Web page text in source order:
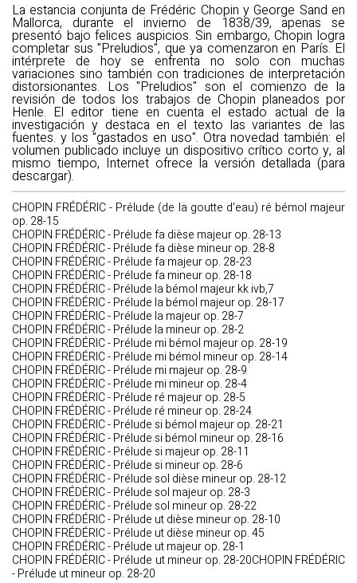
La estancia conjunta de Frédéric Chopin y George Sand en
Mallorca, durante el invierno de 1838/39, apenas se
presentó bajo felices auspicios. Sin embargo, Chopin logra
completar sus "Preludios", que ya comenzaron en París. El
intérprete de hoy se enfrenta no solo con muchas
variaciones sino también con tradiciones de interpretación
distorsionantes. Los "Preludios" son el comienzo de la
revisión de todos los trabajos de Chopin planeados por
Henle. El editor tiene en cuenta el estado actual de la
investigación y destaca en el texto las variantes de las
fuentes. y los "gastados en uso". Otra novedad también: el
volumen publicado incluye un dispositivo crítico corto y, al
mismo tiempo, Internet ofrece la versión detallada (para
descargar).
CHOPIN FRÉDÉRIC - Prélude (de la goutte d'eau) ré bémol majeur
op. 28-15
CHOPIN FRÉDÉRIC - Prélude fa dièse majeur op. 28-13
CHOPIN FRÉDÉRIC - Prélude fa dièse mineur op. 28-8
CHOPIN FRÉDÉRIC - Prélude fa majeur op. 28-23
CHOPIN FRÉDÉRIC - Prélude fa mineur op. 28-18
CHOPIN FRÉDÉRIC - Prélude la bémol majeur kk ivb,7
CHOPIN FRÉDÉRIC - Prélude la bémol majeur op. 28-17
CHOPIN FRÉDÉRIC - Prélude la majeur op. 28-7
CHOPIN FRÉDÉRIC - Prélude la mineur op. 28-2
CHOPIN FRÉDÉRIC - Prélude mi bémol majeur op. 28-19
CHOPIN FRÉDÉRIC - Prélude mi bémol mineur op. 28-14
CHOPIN FRÉDÉRIC - Prélude mi majeur op. 28-9
CHOPIN FRÉDÉRIC - Prélude mi mineur op. 28-4
CHOPIN FRÉDÉRIC - Prélude ré majeur op. 28-5
CHOPIN FRÉDÉRIC - Prélude ré mineur op. 28-24
CHOPIN FRÉDÉRIC - Prélude si bémol majeur op. 28-21
CHOPIN FRÉDÉRIC - Prélude si bémol mineur op. 28-16
CHOPIN FRÉDÉRIC - Prélude si majeur op. 28-11
CHOPIN FRÉDÉRIC - Prélude si mineur op. 28-6
CHOPIN FRÉDÉRIC - Prélude sol dièse mineur op. 28-12
CHOPIN FRÉDÉRIC - Prélude sol majeur op. 28-3
CHOPIN FRÉDÉRIC - Prélude sol mineur op. 28-22
CHOPIN FRÉDÉRIC - Prélude ut dièse mineur op. 28-10
CHOPIN FRÉDÉRIC - Prélude ut dièse mineur op. 45
CHOPIN FRÉDÉRIC - Prélude ut majeur op. 28-1
CHOPIN FRÉDÉRIC - Prélude ut mineur op. 28-20CHOPIN FRÉDÉRIC
- Prélude ut mineur op. 28-20